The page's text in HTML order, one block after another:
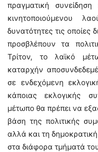
πραγματική
κινητοποιούμενου
δυνατότητες τις οποίες
προσβλέπουν τα
Τρίτον, το λαϊκό
καταρχήν
σε ενδεχόμενη
κάποιας εκλογικής
μέτωπο θα πρέπει να
βάση της πολιτικής
αλλά και τη
στα διάφορα τμήματά